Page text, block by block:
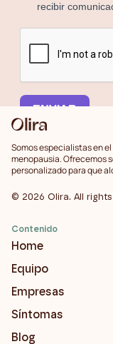
Somos especialistas en
menopausia. Ofrecemos
personalizado para que
© 2026 Olira. All
Contenido
Home
Equipo
Empresas
Síntomas
Blog